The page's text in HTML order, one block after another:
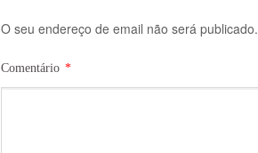
O seu endereço de email não será publicado.
Comentário *